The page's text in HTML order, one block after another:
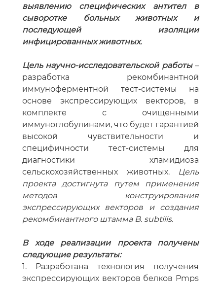
выявлению специфических антител в
сыворотке больных животных и
последующей изоляции
инфицированных животных.
Цель научно-исследовательской работы–
разработка рекомбинантной
иммуноферментной тест-системы на
основе экспрессирующих векторов, в
комплекте с очищенными
иммуноглобулинами, что будет гарантией
высокой чувствительности и
специфичности тест-системы для
диагностики хламидиоза
сельскохозяйственных животных.Цель
проекта достигнута путем применения
методов конструирования
экспрессирующих векторов и создания
рекомбинантного штамма B. subtilis.
В ходе реализации проекта получены
следующие результаты:
1. Разработана технология получения
экспрессирующих векторов белков Pmps